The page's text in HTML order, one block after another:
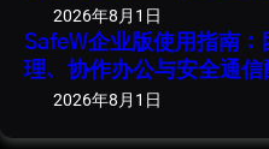
2026年8月1日
SafeW企业版使用指南：
理、协作办公与安全通信
2026年8月1日